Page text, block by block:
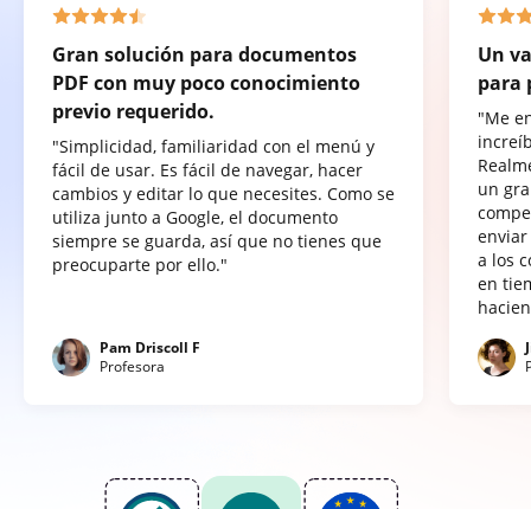
Gran solución para documentos
PDF con muy poco conocimiento
previo requerido.
"Simplicidad, familiaridad con el menú y
fácil de usar. Es fácil de navegar, hacer
cambios y editar lo que necesites. Como se
utiliza junto a Google, el documento
siempre se guarda, así que no tienes que
preocuparte por ello."
Pam Driscoll F
Profesora
Un
para
"Me
un
a los
en